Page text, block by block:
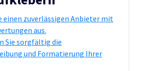
einen zuverlässigen Anbieter mit
aus.
Sie sorgfältig die
und Formatierung Ihrer